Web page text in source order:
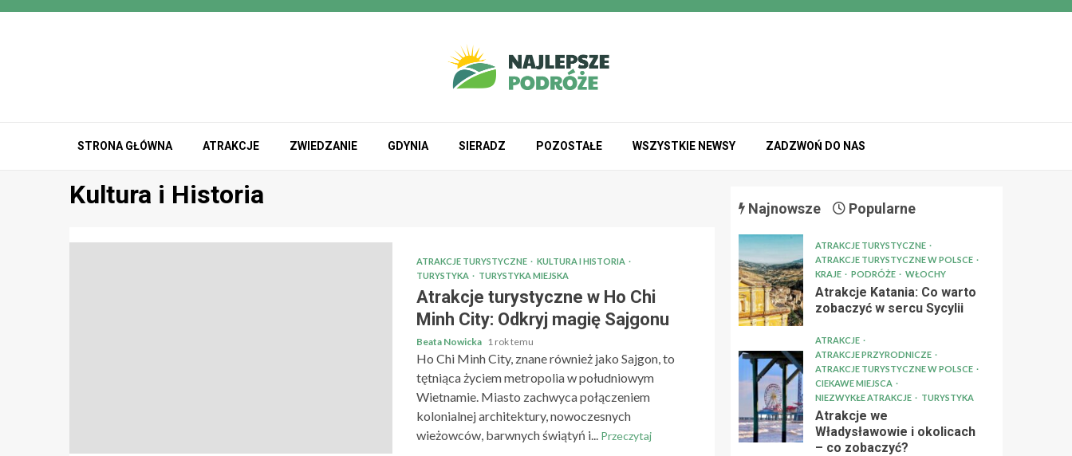
Przejdź
STRONA GŁÓWNA ATRAKCJE ZWIEDZANIE GDYNIA SIERADZ POZOSTAŁE WSZYSTKIE NEWSY ZADZWOŃ DO NAS
Kultura i Historia
ATRAKCJE TURYSTYCZNE
KULTURA I HISTORIA
TURYSTYKA
TURYSTYKA MIEJSKA
Atrakcje turystyczne w Ho Chi
Minh City: Odkryj magię Sajgonu
Beata Nowicka 1 rok temu
Ho Chi Minh City, znane również jako Sajgon, to
tętniąca życiem metropolia w południowym
Wietnamie. Miasto zachwyca połączeniem
kolonialnej architektury, nowoczesnych
wieżowców, barwnych świątyń i...
Przeczytaj
Najnowsze Popularne
ATRAKCJE TURYSTYCZNE
ATRAKCJE TURYSTYCZNE W POLSCE
KRAJE
PODRÓŻE WŁOCHY
Atrakcje Katania: Co warto
zobaczyć w sercu Sycylii
ATRAKCJE
ATRAKCJE PRZYRODNICZE
ATRAKCJE TURYSTYCZNE W POLSCE
CIEKAWE MIEJSCA
NIEZWYKŁE ATRAKCJE
TURYSTYKA
Atrakcje we
Władysławowie i okolicach
– co zobaczyć?